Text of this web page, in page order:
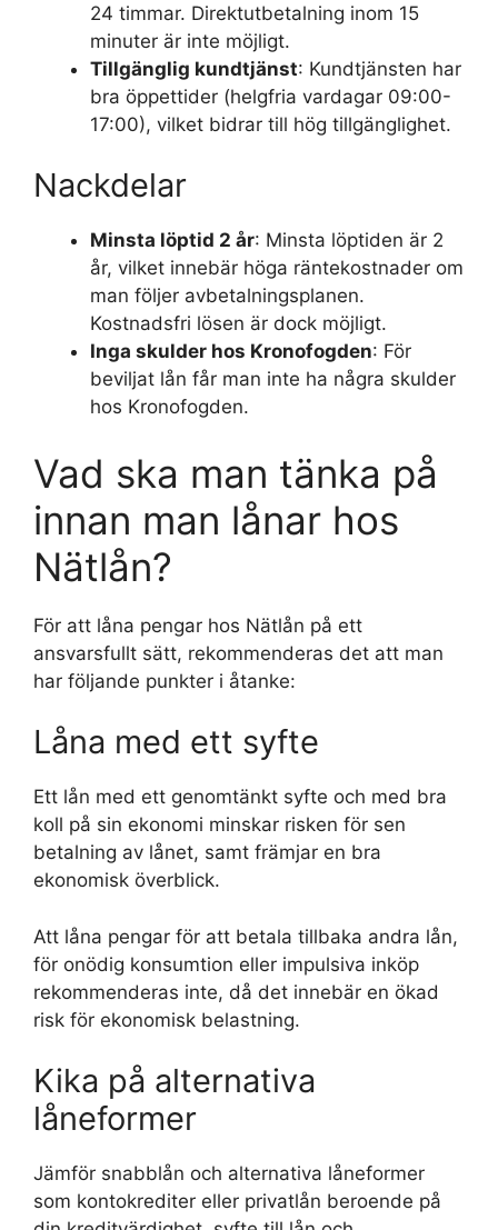
24 timmar. Direktutbetalning inom 15
minuter är inte möjligt.
Tillgänglig kundtjänst: Kundtjänsten har
bra öppettider (helgfria vardagar 09:00-
17:00), vilket bidrar till hög tillgänglighet.
Nackdelar
Minsta löptid 2 år: Minsta löptiden är 2
år, vilket innebär höga räntekostnader om
man följer avbetalningsplanen.
Kostnadsfri lösen är dock möjligt.
Inga skulder hos Kronofogden: För
beviljat lån får man inte ha några skulder
hos Kronofogden.
Vad ska man tänka på
innan man lånar hos
Nätlån?
För att låna pengar hos Nätlån på ett
ansvarsfullt sätt, rekommenderas det att man
har följande punkter i åtanke:
Låna med ett syfte
Ett lån med ett genomtänkt syfte och med bra
koll på sin ekonomi minskar risken för sen
betalning av lånet, samt främjar en bra
ekonomisk överblick.
Att låna pengar för att betala tillbaka andra lån,
för onödig konsumtion eller impulsiva inköp
rekommenderas inte, då det innebär en ökad
risk för ekonomisk belastning.
Kika på alternativa
låneformer
Jämför snabblån och alternativa låneformer
som kontokrediter eller privatlån beroende på